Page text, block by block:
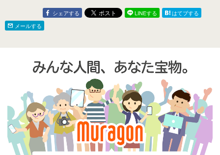
シェアする LINEする
はてブする
メールする